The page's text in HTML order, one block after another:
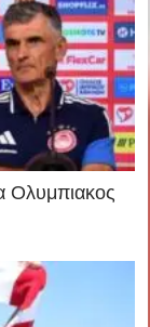
Ολυμπιακος